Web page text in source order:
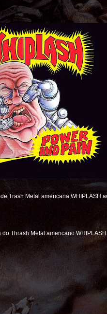
Trash Metal americana WHIPLASH
Thrash Metal americano